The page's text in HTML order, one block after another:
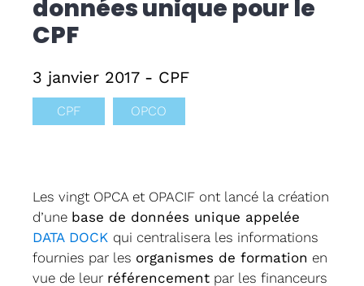
données unique pour le
CPF
3 janvier 2017 - CPF
CPF OPCO
Les vingt OPCA et OPACIF ont lancé la création
d’une base de données unique appelée
DATA DOCK qui centralisera les informations
fournies par les organismes de formation en
vue de leur référencementpar les financeurs